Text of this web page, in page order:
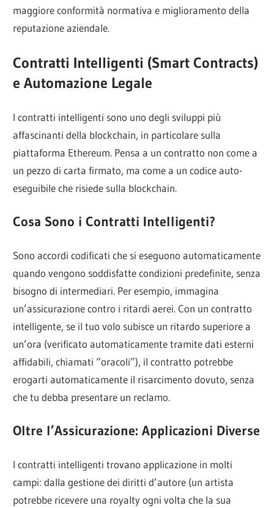
maggiore conformità normativa e miglioramento della
reputazione aziendale.
Contratti Intelligenti (Smart Contracts)
e Automazione Legale
I contratti intelligenti sono uno degli sviluppi più
affascinanti della blockchain, in particolare sulla
piattaforma Ethereum. Pensa a un contratto non come a
un pezzo di carta firmato, ma come a un codice auto-
eseguibile che risiede sulla blockchain.
Cosa Sono i Contratti Intelligenti?
Sono accordi codificati che si eseguono automaticamente
quando vengono soddisfatte condizioni predefinite, senza
bisogno di intermediari. Per esempio, immagina
un’assicurazione contro i ritardi aerei. Con un contratto
intelligente, se il tuo volo subisce un ritardo superiore a
un’ora (verificato automaticamente tramite dati esterni
affidabili, chiamati “oracoli”), il contratto potrebbe
erogarti automaticamente il risarcimento dovuto, senza
che tu debba presentare un reclamo.
Oltre l’Assicurazione: Applicazioni Diverse
I contratti intelligenti trovano applicazione in molti
campi: dalla gestione dei diritti d’autore (un artista
potrebbe ricevere una royalty ogni volta che la sua